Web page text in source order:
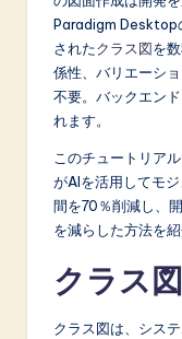
Paradigm Desktop
されたクラス図を
係性、バリエーシ
不要。バックエン
れます。
このチュートリア
がAIを活用してモ
間を70％削減し、
を減らした方法を紹
クラス
クラス図は、シス